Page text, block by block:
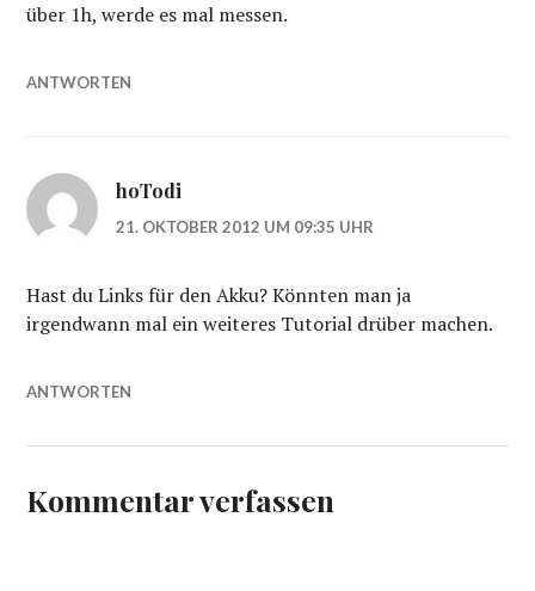
über 1h, werde es mal messen.
ANTWORTEN
hoTodi
21. OKTOBER 2012 UM 09:35 UHR
Hast du Links für den Akku? Könnten man ja
irgendwann mal ein weiteres Tutorial drüber machen.
ANTWORTEN
Kommentar verfassen